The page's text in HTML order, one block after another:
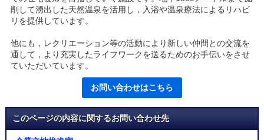
削して湧出した天然温泉を活用し，入浴や温泉療法によるリハビ
リを提供しています。
他にも，レクリエーション等の活動により新しい仲間との交流を
通して，より充実したライフワークを送るためのお手伝いをさせ
ていただいています。
お問い合わせはこちら
このページの内容に関するお問い合わせ先